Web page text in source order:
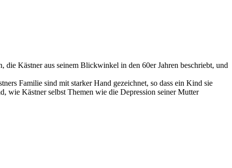
Kästner aus seinem Blickwinkel in den 60er Jahren beschriebt, und
Familie sind mit starker Hand gezeichnet, so dass ein Kind sie
wie Kästner selbst Themen wie die Depression seiner Mutter